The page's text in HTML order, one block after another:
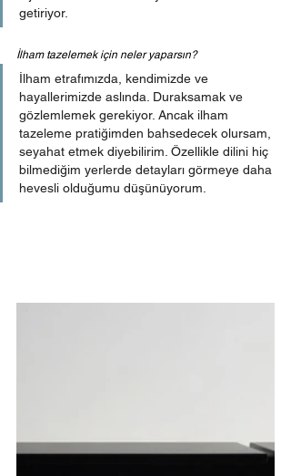
getiriyor.
İlham tazelemek için neler yaparsın?
İlham etrafımızda, kendimizde ve
hayallerimizde aslında. Duraksamak ve
gözlemlemek gerekiyor. Ancak ilham
tazeleme pratiğimden bahsedecek olursam,
seyahat etmek diyebilirim. Özellikle dilini hiç
bilmediğim yerlerde detayları görmeye daha
hevesli olduğumu düşünüyorum.